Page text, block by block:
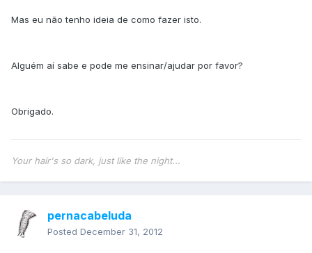
Mas eu não tenho ideia de como fazer isto.
Alguém aí sabe e pode me ensinar/ajudar por favor?
Obrigado.
Your hair's so dark, just like the night...
pernacabeluda
Posted December 31, 2012